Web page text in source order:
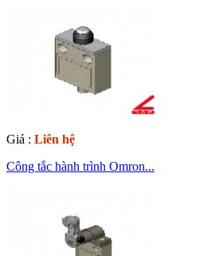
Giá : Liên hệ
Công tắc hành trình Omron...